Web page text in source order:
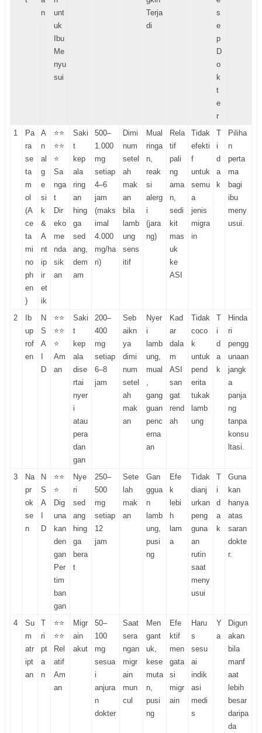
n
unt
uk
Ibu
Me
nyu
sui
Terja
di
s
e
p
D
o
k
t
e
r
1
Pa
ra
se
ta
m
ol
(A
ce
ta
mi
no
ph
en
)
A
n
al
g
e
si
k
&
A
nt
ip
ir
et
ik
⭐⭐
⭐⭐
⭐
Sa
nga
t
Dir
eko
me
nda
sik
an
Saki
t
kep
ala
ring
an
hing
ga
sed
ang,
dem
am
500–
1.000
mg
setiap
4–6
jam
(maks
imal
4.000
mg/ha
ri)
Dimi
num
setel
ah
mak
an
bila
lamb
ung
sens
itif
Mual
ringa
n,
reak
si
alerg
i
(jara
ng)
Rela
tif
pali
ng
ama
n,
sedi
kit
mas
uk
ke
ASI
Tidak
efekti
f
untuk
semu
a
jenis
migra
in
T
i
d
a
k
Piliha
n
perta
ma
bagi
ibu
meny
usui.
2
Ib
up
rof
en
N
S
A
D
⭐⭐
⭐⭐
⭐
Am
an
Saki
t
kep
ala
dise
rtai
nyer
i
atau
pera
dan
gan
200–
400
mg
setiap
6–8
jam
Seb
aikn
ya
dimi
num
setel
ah
mak
an
Nyer
i
lamb
ung,
mual
,
gang
guan
penc
erna
an
Kad
ar
dala
m
ASI
san
gat
rend
ah
Tidak
coco
k
untuk
pend
erita
tukak
lamb
ung
T
i
d
a
k
Hinda
ri
pengg
unaan
jangk
a
panja
ng
tanpa
konsu
ltasi.
3
Na
pr
ok
se
n
N
S
A
D
⭐⭐
⭐
Dig
una
kan
den
gan
Per
tim
ban
gan
Nye
ri
sed
ang
hing
ga
bera
t
250–
500
mg
setiap
12
jam
Sete
lah
mak
an
Gan
ggua
n
lamb
ung,
pusi
ng
Efe
k
lebi
h
lam
a
Tidak
dianj
urkan
peng
guna
an
rutin
saat
meny
usui
T
i
d
a
k
Guna
kan
hanya
atas
saran
dokte
r.
4
Su
m
atr
ipt
an
T
ri
pt
a
n
⭐⭐
⭐⭐
Rel
atif
Am
an
Migr
ain
akut
50–
100
mg
sesua
i
anjura
n
dokter
Saat
sera
ngan
migr
ain
mun
cul
Men
gant
uk,
kese
muta
n,
pusi
ng
Efe
ktif
men
gata
si
migr
ain
Haru
s
sesu
ai
indik
asi
medi
s
Y
a
Digun
akan
bila
manf
aat
lebih
besar
daripa
da